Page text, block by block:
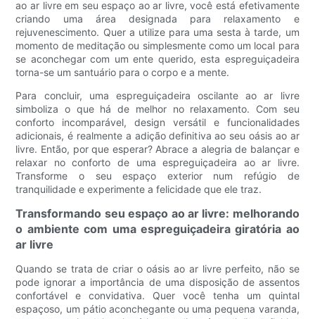
ao ar livre em seu espaço ao ar livre, você está efetivamente
criando uma área designada para relaxamento e
rejuvenescimento. Quer a utilize para uma sesta à tarde, um
momento de meditação ou simplesmente como um local para
se aconchegar com um ente querido, esta espreguiçadeira
torna-se um santuário para o corpo e a mente.
Para concluir, uma espreguiçadeira oscilante ao ar livre
simboliza o que há de melhor no relaxamento. Com seu
conforto incomparável, design versátil e funcionalidades
adicionais, é realmente a adição definitiva ao seu oásis ao ar
livre. Então, por que esperar? Abrace a alegria de balançar e
relaxar no conforto de uma espreguiçadeira ao ar livre.
Transforme o seu espaço exterior num refúgio de
tranquilidade e experimente a felicidade que ele traz.
Transformando seu espaço ao ar livre: melhorando
o ambiente com uma espreguiçadeira giratória ao
ar livre
Quando se trata de criar o oásis ao ar livre perfeito, não se
pode ignorar a importância de uma disposição de assentos
confortável e convidativa. Quer você tenha um quintal
espaçoso, um pátio aconchegante ou uma pequena varanda,